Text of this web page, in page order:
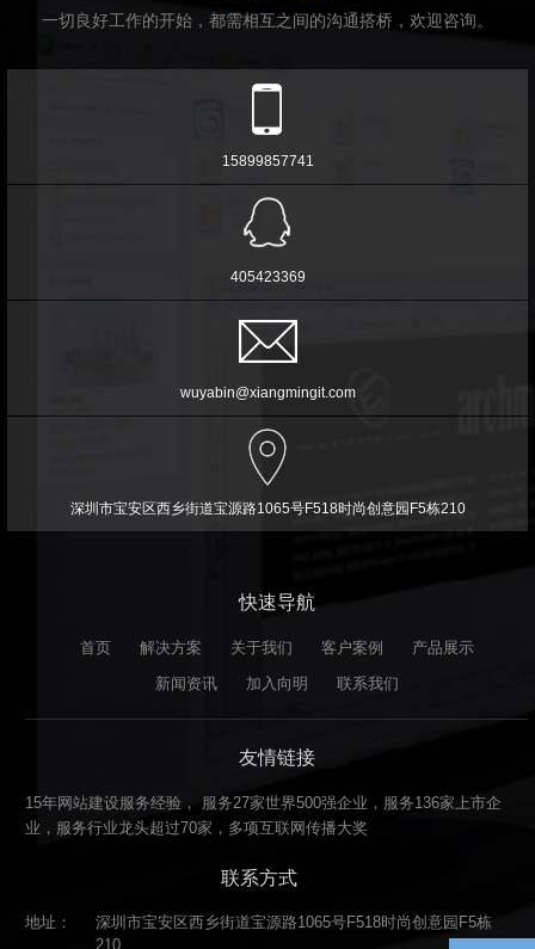
一切良好工作的开始，都需相互之间的沟通搭桥，欢迎咨询。
15899857741
405423369
wuyabin@xiangmingit.com
深圳市宝安区西乡街道宝源路1065号F518时尚创意园F5栋210
快速导航
首页 解决方案 关于我们 客户案例
产品展示
新闻资讯
加入向明 联系我们
友情链接
15年网站建设服务经验， 服务27家世界500强企业，服务136家上市企
业，服务行业龙头超过70家，多项互联网传播大奖
联系方式
地址：
深圳市宝安区西乡街道宝源路1065号F518时尚创意园F5栋
210